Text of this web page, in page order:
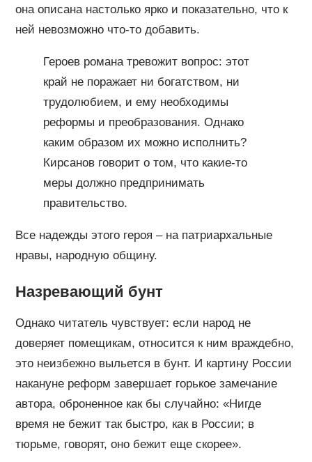
она описана настолько ярко и показательно, что к
ней невозможно что-то добавить.
Героев романа тревожит вопрос: этот
край не поражает ни богатством, ни
трудолюбием, и ему необходимы
реформы и преобразования. Однако
каким образом их можно исполнить?
Кирсанов говорит о том, что какие-то
меры должно предпринимать
правительство.
Все надежды этого героя – на патриархальные
нравы, народную общину.
Назревающий бунт
Однако читатель чувствует: если народ не
доверяет помещикам, относится к ним враждебно,
это неизбежно выльется в бунт. И картину России
накануне реформ завершает горькое замечание
автора, оброненное как бы случайно: «Нигде
время не бежит так быстро, как в России; в
тюрьме, говорят, оно бежит еще скорее».